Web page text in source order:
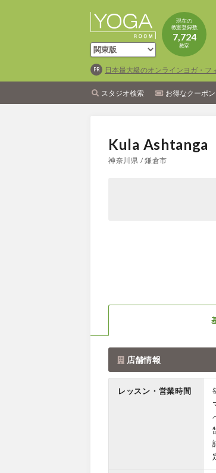
現在の
教室登録数
7,724
教室
日本最大級のオンラインヨガ・フ
スタジオ検索 お得なクーポン
Kula
神奈川県 / 鎌倉市
店舗情報
レッスン・営業時間